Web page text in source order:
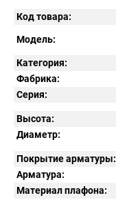
Код товара:
Модель:
Категория:
Фабрика:
Серия:
Высота:
Диаметр:
Покрытие арматуры:
Арматура:
Материал плафона: